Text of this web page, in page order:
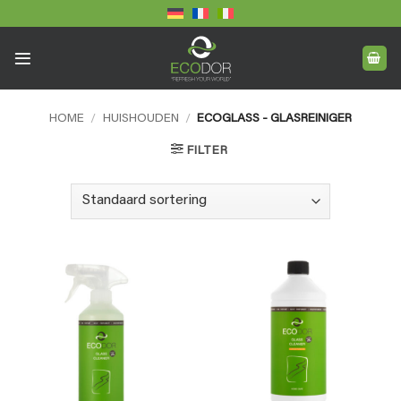
naar
HOME / HUISHOUDEN / ECOGLASS - GLASREINIGER
FILTER